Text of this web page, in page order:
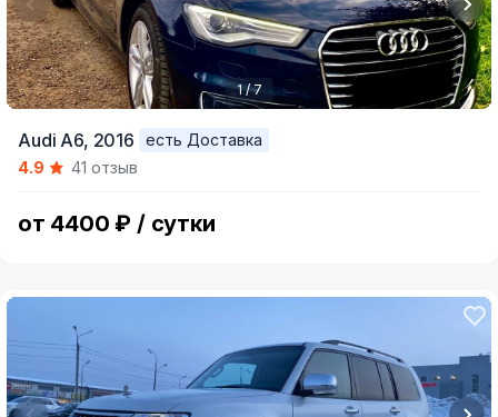
of
1 / 7
Audi A6, 2016
есть Доставка
4.9
41 отзыв
от 4400 ₽ / сутки